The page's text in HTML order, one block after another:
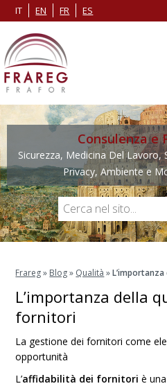
IT EN FR ES
Consulenza e
Sicurezza, Medicina Del Lavoro,
Privacy, Ambiente e
Frareg» Blog» Qualità »
L’importanza della
fornitori
La gestione dei fornitori come
opportunità
L’affidabilità dei fornitori è